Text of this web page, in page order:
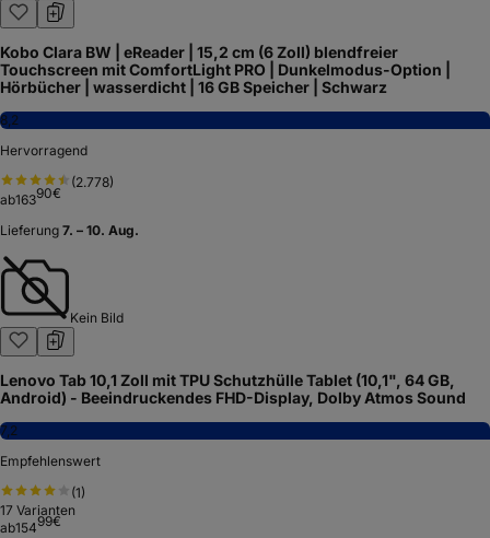
Kobo Clara BW | eReader | 15,2 cm (6 Zoll) blendfreier
Touchscreen mit ComfortLight PRO | Dunkelmodus-Option |
Hörbücher | wasserdicht | 16 GB Speicher | Schwarz
8,2
Hervorragend
(2.778)
ab16390€
Lieferung 7. – 10. Aug.
Kein Bild
Lenovo Tab 10,1 Zoll mit TPU Schutzhülle Tablet (10,1", 64 GB,
Android) - Beeindruckendes FHD-Display, Dolby Atmos Sound
7,2
Empfehlenswert
(1)
17 Varianten
ab15499€